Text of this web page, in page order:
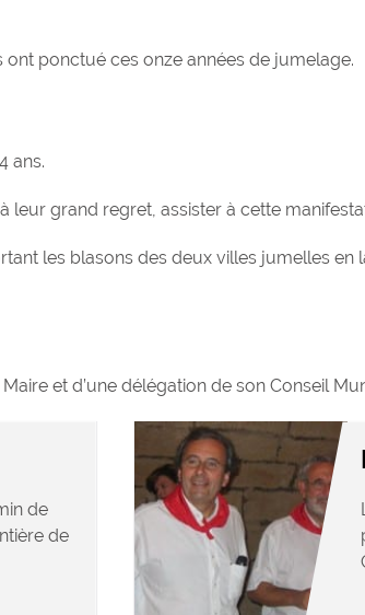
ponctué ces onze années de jumelage.
ans.
leur grand regret, assister à cette
les blasons des deux villes jumelles
et d’une délégation de son Conseil
de
de